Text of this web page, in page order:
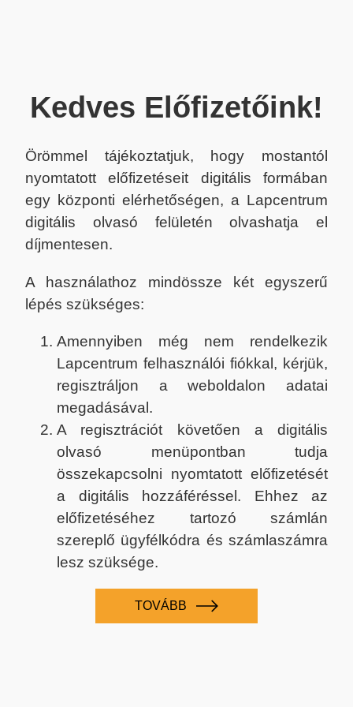
Kedves Előfizetőink!
Örömmel tájékoztatjuk, hogy mostantól
nyomtatott előfizetéseit digitális formában
egy központi elérhetőségen, a Lapcentrum
digitális olvasó felületén olvashatja el
díjmentesen.
A használathoz mindössze két egyszerű
lépés szükséges:
Amennyiben még nem rendelkezik
Lapcentrum felhasználói fiókkal, kérjük,
regisztráljon a weboldalon adatai
megadásával.
A regisztrációt követően a digitális
olvasó menüpontban tudja
összekapcsolni nyomtatott előfizetését
a digitális hozzáféréssel. Ehhez az
előfizetéséhez tartozó számlán
szereplő ügyfélkódra és számlaszámra
lesz szüksége.
TOVÁBB